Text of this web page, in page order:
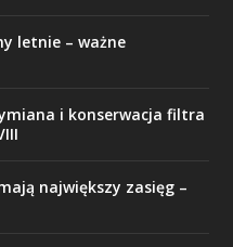
letnie – ważne
i konserwacja filtra
największy zasięg –